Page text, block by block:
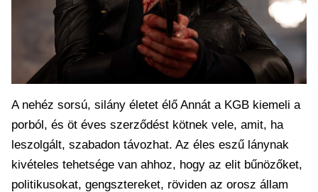
A nehéz sorsú, silány életet élő Annát a KGB kiemeli a
porból, és öt éves szerződést kötnek vele, amit, ha
leszolgált, szabadon távozhat. Az éles eszű lánynak
kivételes tehetsége van ahhoz, hogy az elit bűnözőket,
politikusokat, gengsztereket, röviden az orosz állam